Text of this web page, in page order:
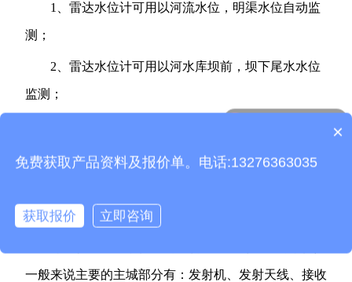
1、雷达水位计可用以河流水位，明渠水位自动监
测；
2、雷达水位计可用以河水库坝前，坝下尾水水位
监测；
污水位监测系统；
雷达水位计的构成部分
一般来说主要的主城部分有：发射机、发射天线、接收
质保时间是多久？
×
免费获取产品资料及报价单。电话:13276363035
获取报价 立即咨询